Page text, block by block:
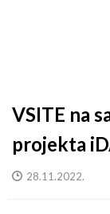
VSITE na
projekta
28.11.2022.